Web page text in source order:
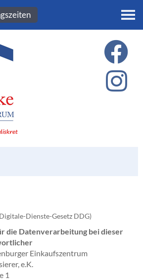
Dienste-Gesetz DDG)
die Datenverarbeitung bei dieser
Einkaufszentrum
e.K.
1